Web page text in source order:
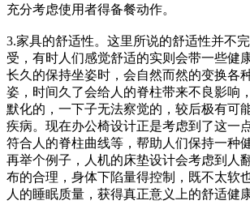
充分考虑使用者得备餐动作。
3.家具的舒适性。这里所说的舒适性并不
受，有时人们感觉舒适的实则会带一些健
长久的保持坐姿时，会自然而然的变换各
姿，时间久了会给人的脊柱带来不良影响
默化的，一下子无法察觉的，较后极有可
疾病。现在办公椅设计正是考虑到了这一
符合人的脊柱曲线等，帮助人们保持一种
再举个例子，人机的床垫设计会考虑到人
布的合理，身体下陷量得控制，既不太软
人的睡眠质量，获得真正意义上的舒适健